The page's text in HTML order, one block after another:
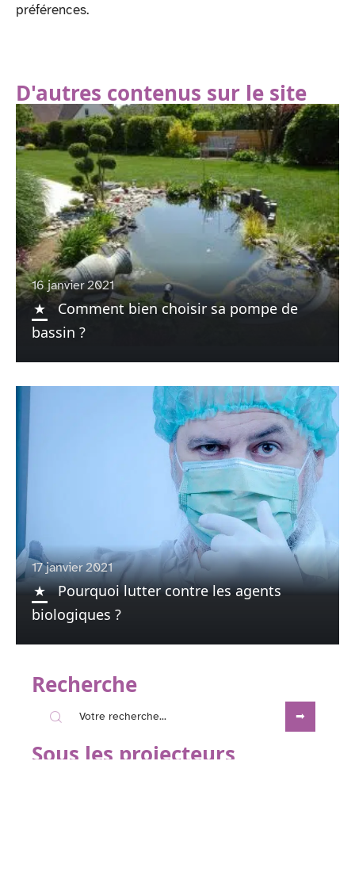
préférences.
D'autres contenus sur le site
16 janvier 2021
Comment bien choisir sa pompe de
bassin ?
17 janvier 2021
Pourquoi lutter contre les agents
biologiques ?
Recherche
Sous les projecteurs